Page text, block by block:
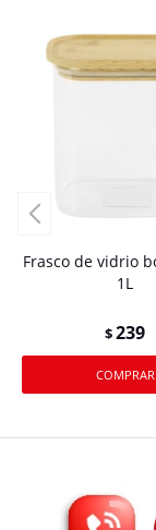
Frasco de vidrio
1L
$239